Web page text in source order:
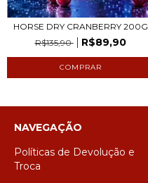
HORSE DRY CRANBERRY 200G
R$135,90
R$89,90
NAVEGAÇÃO
Políticas de Devolução e
Troca